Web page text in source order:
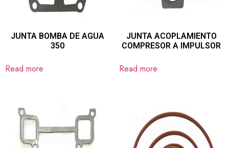
JUNTA BOMBA DE AGUA
350
Read more
JUNTA ACOPLAMIENTO
COMPRESOR A IMPULSOR
Read more